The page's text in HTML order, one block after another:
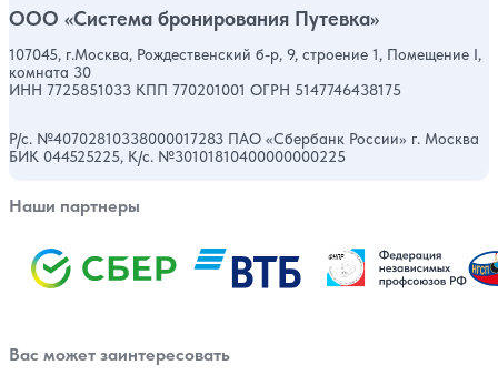
ООО «Система бронирования Путевка»
107045, г.Москва, Рождественский б-р, 9, строение 1, Помещение I,
комната 30
ИНН 7725851033 КПП 770201001 ОГРН 5147746438175
Р/с. №40702810338000017283 ПАО «Сбербанк России» г. Москва
БИК 044525225, К/с. №30101810400000000225
Наши партнеры
Вас может заинтересовать